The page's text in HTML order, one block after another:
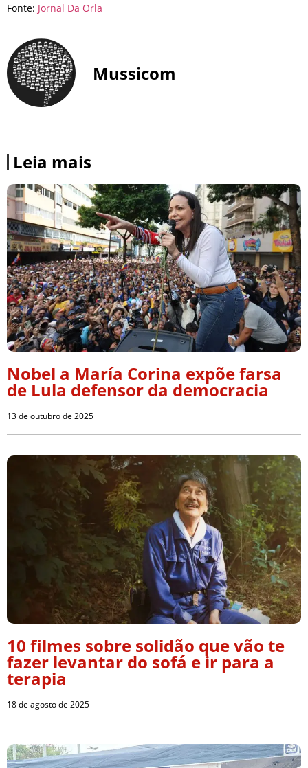
Fonte: Jornal Da Orla
Mussicom
Leia mais
Nobel a María Corina expõe farsa
de Lula defensor da democracia
13 de outubro de 2025
10 filmes sobre solidão que vão te
fazer levantar do sofá e ir para a
terapia
18 de agosto de 2025